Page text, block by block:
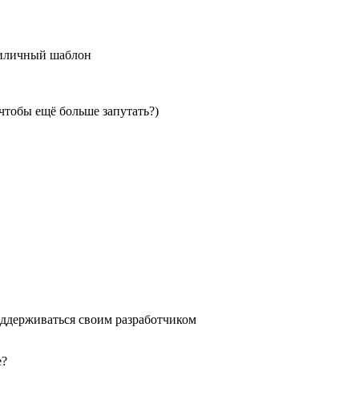
шаблон
ещё больше запутать?)
своим разработчиком